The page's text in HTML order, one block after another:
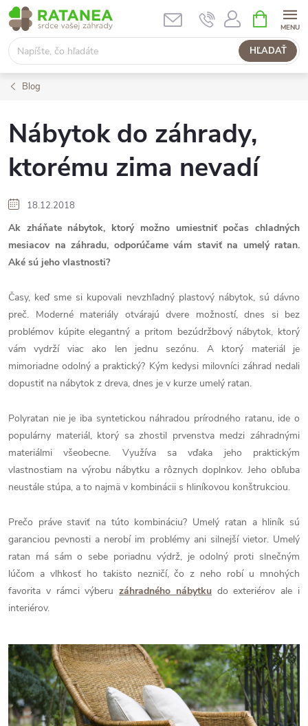
Prejsť
na
obsah
HĽADAŤ
KOŠÍK
Blog
Nábytok do záhrady,
ktorému zima nevadí
18.12.2018
Ak zháňate nábytok, ktorý možno umiestniť počas chladných
mesiacov na záhradu, odporúčame vám staviť na umelý ratan.
Aké sú jeho vlastnosti?
Časy, keď sme si kupovali nevzhľadný plastový nábytok, sú dávno
preč. Moderné materiály otvárajú dvere možností, dnes si bez
problémov kúpite elegantný a pritom bezúdržbový nábytok, ktorý
vám vydrží viac ako len jednu sezónu. A ktorý materiál je
mimoriadne odolný a praktický? Kým kedysi milovníci záhrad nedali
dopustiť na nábytok z dreva, dnes je v kurze umelý ratan.
Polyratan nie je iba syntetickou náhradou prírodného ratanu, ide o
populárny materiál, ktorý sa zhostil prvenstva medzi záhradnými
materiálmi všeobecne. Využíva sa vďaka jeho praktickým
vlastnostiam na výrobu nábytku a rôznych doplnkov. Jeho obľuba
neustále stúpa, a to najmä v kombinácii s hliníkovou konštrukciou.
Prečo práve staviť na túto kombináciu? Umelý ratan a hliník sú
garanciou pevnosti a nerobí im problémy ani silnejší vietor. Umelý
ratan má sám o sebe poriadnu výdrž, je odolný proti slnečným
lúčom a vlhkosť ho takisto nezničí, čo z neho robí u mnohých
favorita v rámci výberuzáhradného nábytkudo exteriérov ale i
interiérov.